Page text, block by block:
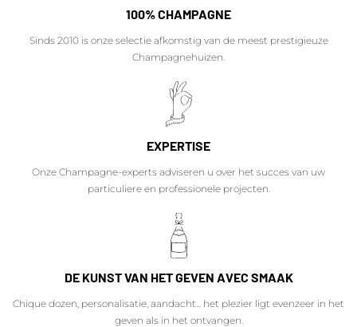
100% CHAMPAGNE
Sinds 2010 is onze selectie afkomstig van de meest prestigieuze
Champagnehuizen.
EXPERTISE
Onze Champagne-experts adviseren u over het succes van uw
particuliere en professionele projecten.
DE KUNST VAN HET GEVEN AVEC SMAAK
Chique dozen, personalisatie, aandacht... het plezier ligt evenzeer in het
geven als in het ontvangen.